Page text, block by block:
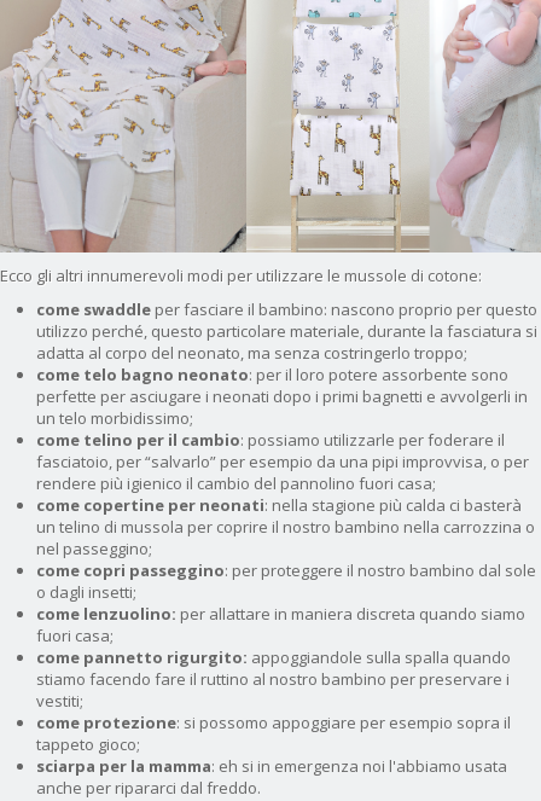
Ecco gli altri innumerevoli modi per utilizzare le mussole di cotone:
come swaddle per fasciare il bambino: nascono proprio per questo
utilizzo perché, questo particolare materiale, durante la fasciatura si
adatta al corpo del neonato, ma senza costringerlo troppo;
come telo bagno neonato: per il loro potere assorbente sono
perfette per asciugare i neonati dopo i primi bagnetti e avvolgerli in
un telo morbidissimo;
come telino per il cambio: possiamo utilizzarle per foderare il
fasciatoio, per “salvarlo” per esempio da una pipi improvvisa, o per
rendere più igienico il cambio del pannolino fuori casa;
come copertine per neonati: nella stagione più calda ci basterà
un telino di mussola per coprire il nostro bambino nella carrozzina o
nel passeggino;
come copri passeggino: per proteggere il nostro bambino dal sole
o dagli insetti;
come lenzuolino: per allattare in maniera discreta quando siamo
fuori casa;
come pannetto rigurgito: appoggiandole sulla spalla quando
stiamo facendo fare il ruttino al nostro bambino per preservare i
vestiti;
come protezione: si possomo appoggiare per esempio sopra il
tappeto gioco;
sciarpa per la mamma: eh si in emergenza noi l'abbiamo usata
anche per ripararci dal freddo.